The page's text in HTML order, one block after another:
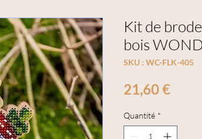
Kit de
bois
SKU : WC-FLK-405
21,60 €Prix
Quantité *